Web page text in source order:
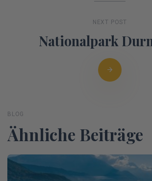
NEXT POST
Nationalpark
BLOG
Ähnliche Beiträge